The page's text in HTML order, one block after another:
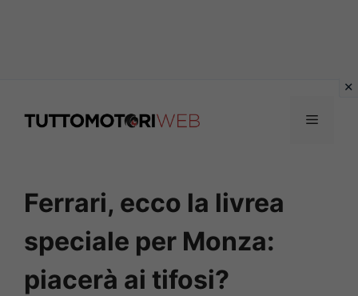
Menu
Ferrari, ecco la livrea
speciale per Monza:
piacerà ai tifosi?